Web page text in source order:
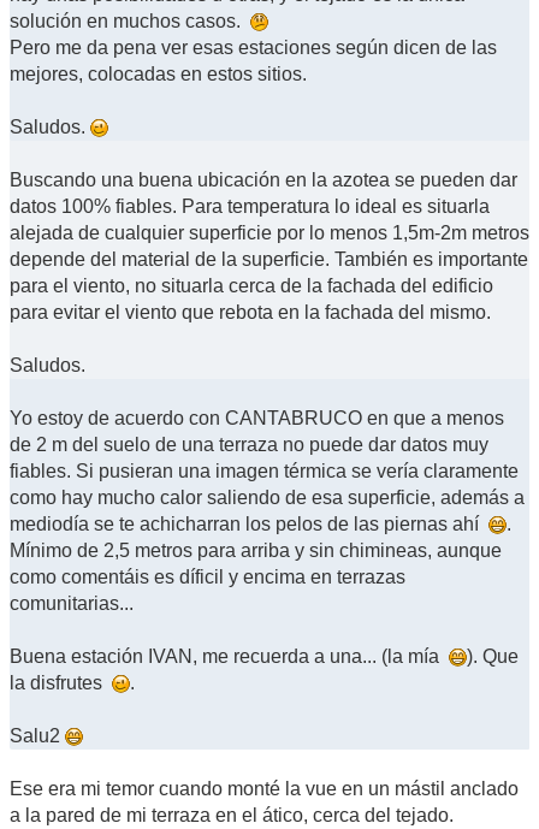
solución en muchos casos.
Pero me da pena ver esas estaciones según dicen de las
mejores, colocadas en estos sitios.
Saludos.
Buscando una buena ubicación en la azotea se pueden dar
datos 100% fiables. Para temperatura lo ideal es situarla
alejada de cualquier superficie por lo menos 1,5m-2m metros
depende del material de la superficie. También es importante
para el viento, no situarla cerca de la fachada del edificio
para evitar el viento que rebota en la fachada del mismo.
Saludos.
Yo estoy de acuerdo con CANTABRUCO en que a menos
de 2 m del suelo de una terraza no puede dar datos muy
fiables. Si pusieran una imagen térmica se vería claramente
como hay mucho calor saliendo de esa superficie, además a
mediodía se te achicharran los pelos de las piernas ahí
.
Mínimo de 2,5 metros para arriba y sin chimineas, aunque
como comentáis es díficil y encima en terrazas
comunitarias...
Buena estación IVAN, me recuerda a una... (la mía
). Que
la disfrutes
.
Salu2
Ese era mi temor cuando monté la vue en un mástil anclado
a la pared de mi terraza en el ático, cerca del tejado.